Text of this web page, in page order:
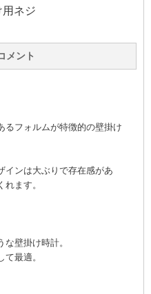
ネジ
メント
るフォルムが特徴的の壁掛け
インは大ぶりで存在感があ
ます。
壁掛け時計。
最適。